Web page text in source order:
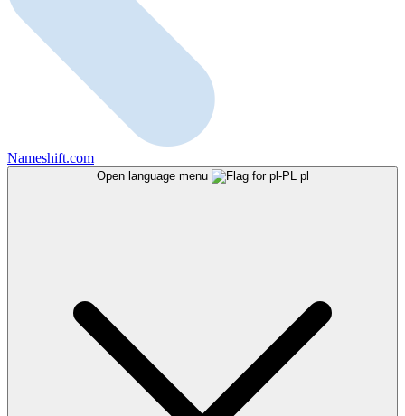
Nameshift.com
Open language menu pl